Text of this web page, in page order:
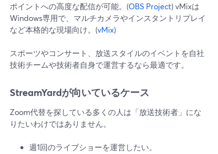
ポイントへの高度な配信が可能。(OBS Project) vMixは
Windows専用で、マルチカメラやインスタントリプレイ
など本格的な現場向け。(vMix)
スポーツやコンサート、放送スタイルのイベントを自社
技術チームや技術者自身で運営するなら最適です。
StreamYardが向いているケース
Zoom代替を探している多くの人は「放送技術者」にな
りたいわけではありません。
週1回のライブショーを運営したい。